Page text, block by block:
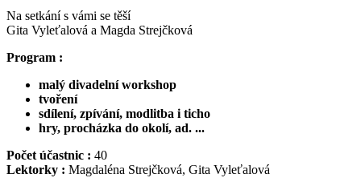
Na setkání s vámi se těší
Gita Vyleťalová a Magda Strejčková
Program :
malý divadelní workshop
tvoření
sdílení, zpívání, modlitba i ticho
hry, procházka do okolí, ad. ...
Počet účastnic : 40
Lektorky : Magdaléna Strejčková, Gita Vyleťalová